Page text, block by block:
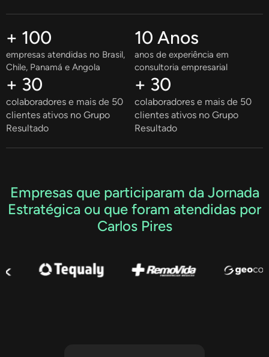
empresas atendidas no Brasil,
Chile, Panamá e Angola
+ 100
anos de experiência em
consultoria empresarial
10 Anos
colaboradores e mais de 50
clientes ativos no Grupo
Resultado
+ 30
colaboradores e mais de 50
clientes ativos no Grupo
Resultado
+ 30
Empresas que participaram da Jornada
Estratégica ou que foram atendidas por
Carlos Pires